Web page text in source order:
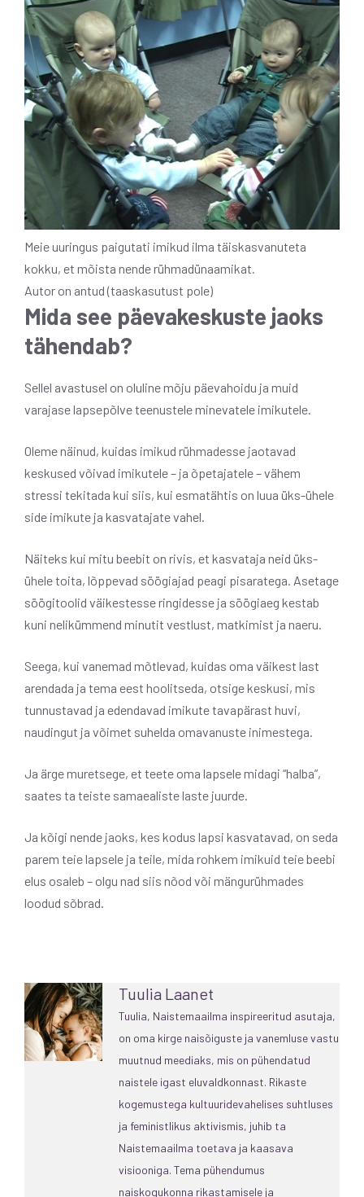
Meie uuringus paigutati imikud ilma täiskasvanuteta
kokku, et mõista nende rühmadünaamikat.
Autor on antud (taaskasutust pole)
Mida see päevakeskuste jaoks
tähendab?
Sellel avastusel on oluline mõju päevahoidu ja muid
varajase lapsepõlve teenustele minevatele imikutele.
Oleme näinud, kuidas imikud rühmadesse jaotavad
keskused võivad imikutele – ja õpetajatele – vähem
stressi tekitada kui siis, kui esmatähtis on luua üks-ühele
side imikute ja kasvatajate vahel.
Näiteks kui mitu beebit on rivis, et kasvataja neid üks-
ühele toita, lõppevad söögiajad peagi pisaratega. Asetage
söögitoolid väikestesse ringidesse ja söögiaeg kestab
kuni nelikümmend minutit vestlust, matkimist ja naeru.
Seega, kui vanemad mõtlevad, kuidas oma väikest last
arendada ja tema eest hoolitseda, otsige keskusi, mis
tunnustavad ja edendavad imikute tavapärast huvi,
naudingut ja võimet suhelda omavanuste inimestega.
Ja ärge muretsege, et teete oma lapsele midagi “halba”,
saates ta teiste samaealiste laste juurde.
Ja kõigi nende jaoks, kes kodus lapsi kasvatavad, on seda
parem teie lapsele ja teile, mida rohkem imikuid teie beebi
elus osaleb – olgu nad siis nõod või mängurühmades
loodud sõbrad.
Tuulia Laanet
Tuulia, Naistemaailma inspireeritud asutaja,
on oma kirge naisõiguste ja vanemluse vastu
muutnud meediaks, mis on pühendatud
naistele igast eluvaldkonnast. Rikaste
kogemustega kultuuridevahelises suhtluses
ja feministlikus aktivismis, juhib ta
Naistemaailma toetava ja kaasava
visiooniga. Tema pühendumus
naiskogukonna rikastamisele ja